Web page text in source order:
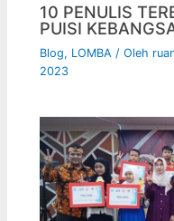
10 PENULIS
PUISI
Blog, LOMBA / Oleh
2023